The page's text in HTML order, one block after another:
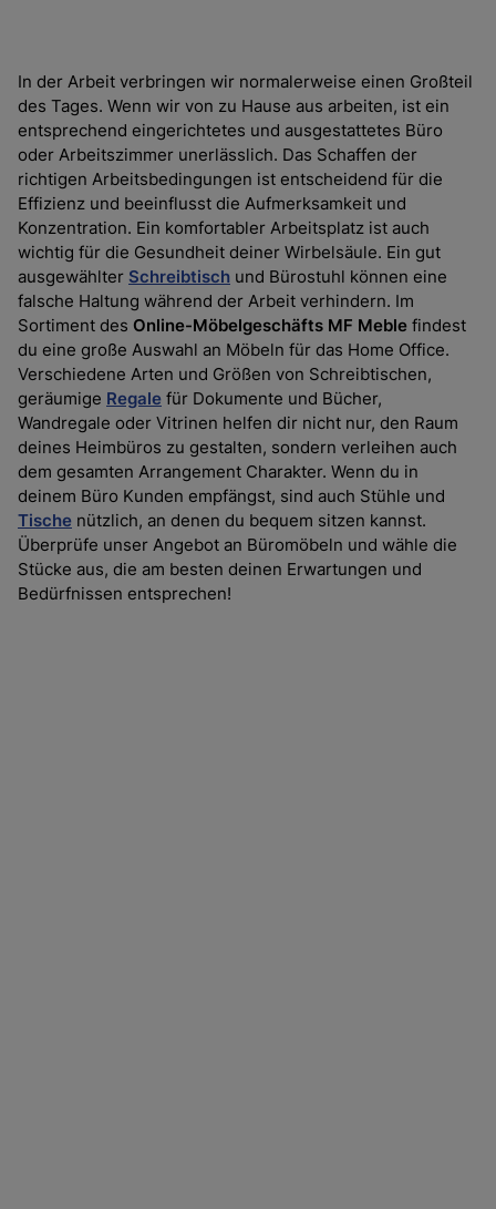
In der Arbeit verbringen wir normalerweise einen Großteil
des Tages. Wenn wir von zu Hause aus arbeiten, ist ein
entsprechend eingerichtetes und ausgestattetes Büro
oder Arbeitszimmer unerlässlich. Das Schaffen der
richtigen Arbeitsbedingungen ist entscheidend für die
Effizienz und beeinflusst die Aufmerksamkeit und
Konzentration. Ein komfortabler Arbeitsplatz ist auch
wichtig für die Gesundheit deiner Wirbelsäule. Ein gut
ausgewählter Schreibtisch und Bürostuhl können eine
falsche Haltung während der Arbeit verhindern. Im
Sortiment des Online-Möbelgeschäfts MF Meble findest
du eine große Auswahl an Möbeln für das Home Office.
Verschiedene Arten und Größen von Schreibtischen,
geräumige Regale für Dokumente und Bücher,
Wandregale oder Vitrinen helfen dir nicht nur, den Raum
deines Heimbüros zu gestalten, sondern verleihen auch
dem gesamten Arrangement Charakter. Wenn du in
Tische nützlich, an denen du bequem sitzen kannst.
Überprüfe unser Angebot an Büromöbeln und wähle die
Stücke aus, die am besten deinen Erwartungen und
Bedürfnissen entsprechen!